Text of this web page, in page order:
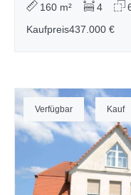
160 m² 4
Kaufpreis437.000 €
Verfügbar Kauf